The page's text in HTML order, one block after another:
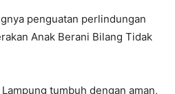
penguatan perlindungan
Anak Berani Bilang Tidak
tumbuh dengan aman,